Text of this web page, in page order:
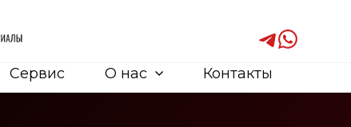
Сервис О нас Контакты